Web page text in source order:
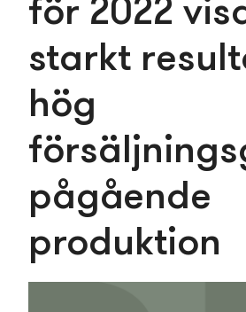
för 2022
starkt
hög
pågående
produktion